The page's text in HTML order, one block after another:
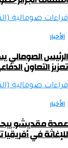
قراءات صومالية
الأخبار
الرئيس الصومالي
تعزيز التعاون
قراءات صومالية
الأخبار
عمدة مقديشو
للإغاثة في